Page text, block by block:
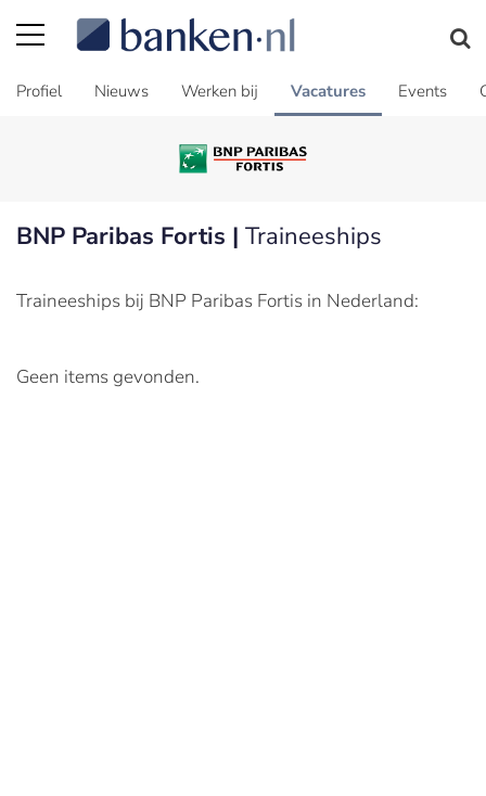
Profiel Nieuws Werken bij Vacatures Events
BNP Paribas Fortis | Traineeships
Traineeships bij BNP Paribas Fortis in Nederland:
Geen items gevonden.